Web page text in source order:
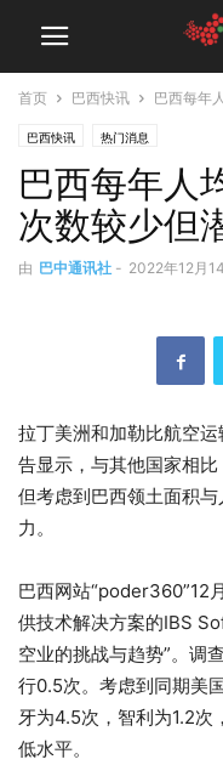
首页 巴西快讯 巴西每年
巴西快讯 热门消息
巴西每年人
次数较少但
由 巴中通讯社 - 2022年12月
拉丁美洲和加勒比航空
告显示，与其他国家相比
但考虑到巴西领土面积
力。
巴西网站“poder360”12
供技术解决方案的IBS
空业的挑战与趋势”。调
行0.5次。考虑到同期美
牙为4.5次，智利为1.2次
低水平。